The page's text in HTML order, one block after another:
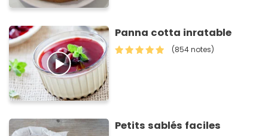
Panna cotta inratable
(854 notes)
Petits sablés faciles